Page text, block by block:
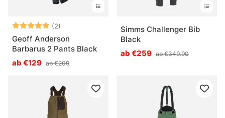
Bewertung:(2)
5.0 von 5 Sternen
Geoff Anderson
Barbarus 2 Pants Black
ab €129 ab €209
Simms Challenger Bib
Black
ab €259 ab €349.90